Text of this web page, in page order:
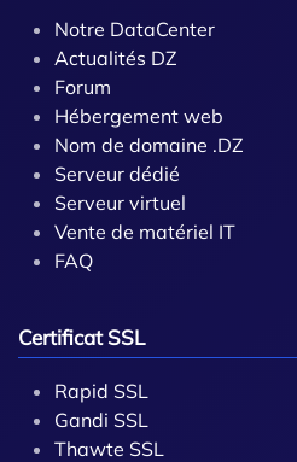
Notre DataCenter
Actualités DZ
Forum
Hébergement web
Nom de domaine .DZ
Serveur dédié
Serveur virtuel
Vente de matériel IT
FAQ
Certificat SSL
Rapid SSL
Gandi SSL
Thawte SSL